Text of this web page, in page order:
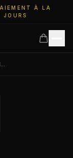
À LA
JOURS
Montre Hugo Boss 1513858 Homme – Chronographe Acier Gris Élégant